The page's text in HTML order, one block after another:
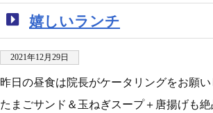
嬉しいランチ
2021年12月29日
昨日の昼食は院長がケータリングをお願
たまごサンド＆玉ねぎスープ＋唐揚げも